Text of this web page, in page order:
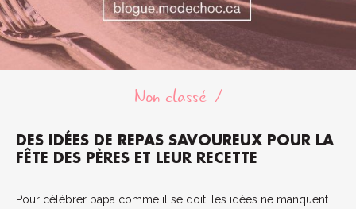
Non classé
DES IDÉES DE REPAS SAVOUREUX POUR LA
FÊTE DES PÈRES ET LEUR RECETTE
Pour célébrer papa comme il se doit, les idées ne manquent